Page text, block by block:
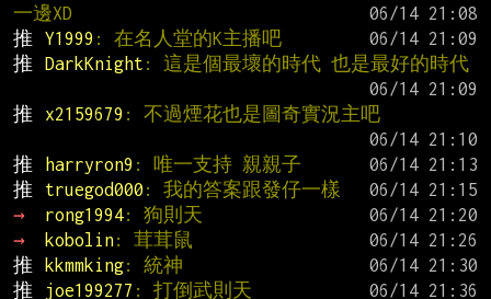
一邊XD
推
Y1999 : 在名人堂的K主播吧
推
DarkKnight : 這是個最壞的時代 也是最好的時代
推
x2159679 : 不過煙花也是圖奇實況主吧
推
harryron9 : 唯一支持 親親子
推
truegod000 : 我的答案跟發仔一樣
→
rong1994: 狗則天
→
kobolin: 茸茸鼠
推
kkmmking: 統神
推
joe199277 : 打倒武則天